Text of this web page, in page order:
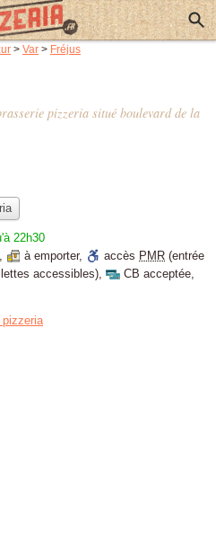
> Var > Fréjus
pizzeria situé boulevard de la
22h30
, à emporter, accès PMR (entrée
accessibles), CB acceptée,
pizzeria